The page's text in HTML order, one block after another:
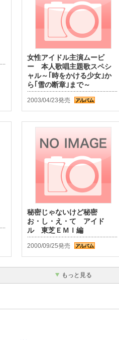
女性アイドル主演ムービ
ー 本人歌唱主題歌スペシ
ャル～｢時をかける少女｣か
ら｢雪の断章｣まで～
2003/04/23発売
秘密じゃないけど秘密
お・し・え・て アイド
ル 東芝ＥＭＩ編
2000/09/25発売
もっと見る